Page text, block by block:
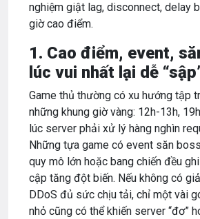
nghiệm giật lag, disconnect, delay
giờ cao điểm.
1. Cao điểm, event,
lúc vui nhất lại dễ
Game thủ thường có xu hướng tập
những khung giờ vàng: 12h-13h,
lúc server phải xử lý hàng nghìn
Những tựa game có event săn
quy mô lớn hoặc bang chiến đều
cập tăng đột biến. Nếu không có
DDoS đủ sức chịu tải, chỉ một vài
nhỏ cũng có thể khiến server “đơ”